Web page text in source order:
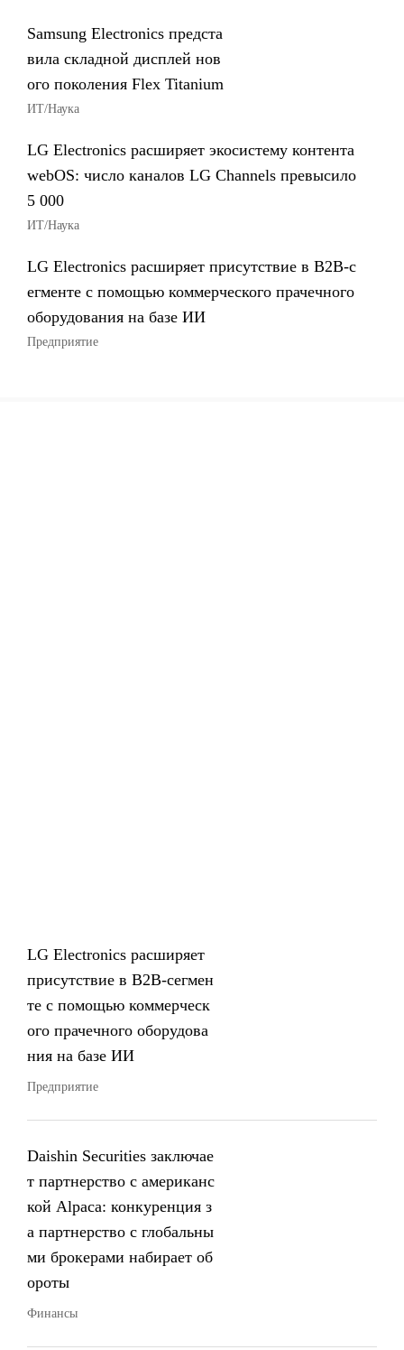
Samsung Electronics предста
вила складной дисплей нов
ого поколения Flex Titanium
ИТ/Наука
LG Electronics расширяет экосистему контента
webOS: число каналов LG Channels превысило
5 000
ИТ/Наука
LG Electronics расширяет присутствие в B2B-с
егменте с помощью коммерческого прачечного
оборудования на базе ИИ
Предприятие
LG Electronics расширяет
присутствие в B2B-сегмен
те с помощью коммерческ
ого прачечного оборудова
ния на базе ИИ
Предприятие
Daishin Securities заключае
т партнерство с американс
кой Alpaca: конкуренция з
а партнерство с глобальны
ми брокерами набирает об
ороты
Финансы